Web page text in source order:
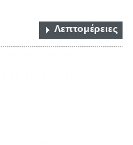
Λεπτομέρειες